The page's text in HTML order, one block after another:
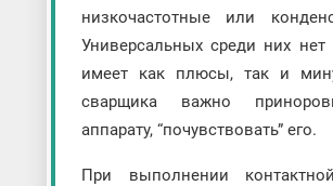
низкочастотные или
Универсальных среди них
имеет как плюсы, так и
сварщика важно
аппарату, “почувствовать” его.
При выполнении